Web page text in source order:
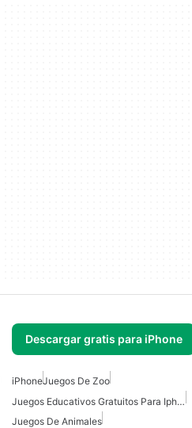
Descargar gratis para iPhone
iPhoneJuegos De Zoo
Juegos Educativos Gratuitos Para Iphone
Juegos De Animales